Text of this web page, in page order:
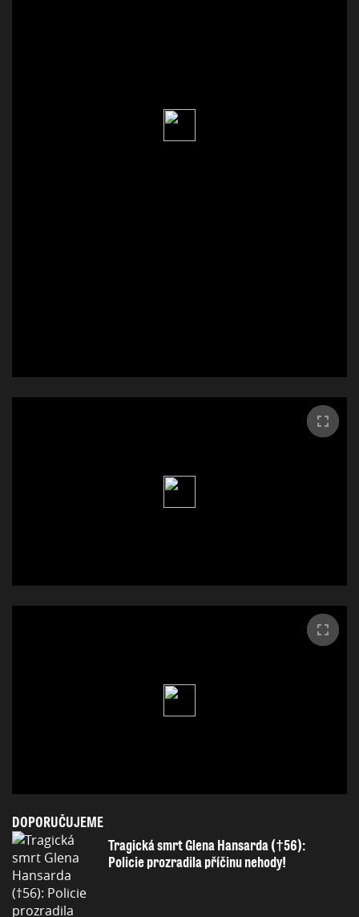
DOPORUČUJEME
Tragická smrt Glena Hansarda (†56):
Policie prozradila příčinu nehody!